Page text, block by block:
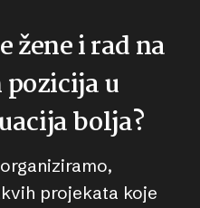
žene i rad na
u
bolja?
projekata koje